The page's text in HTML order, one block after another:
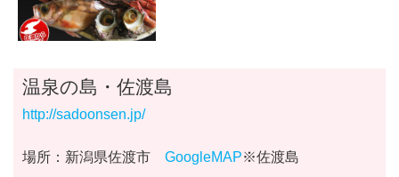
温泉の島・佐渡島
http://sadoonsen.jp/
場所：新潟県佐渡市 GoogleMAP※佐渡島